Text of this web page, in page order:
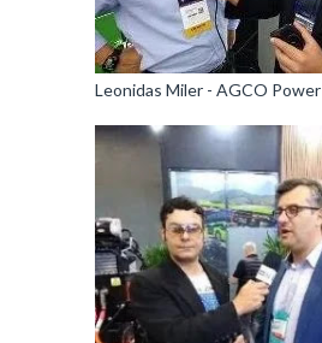
Leonidas Miler - AGCO Power